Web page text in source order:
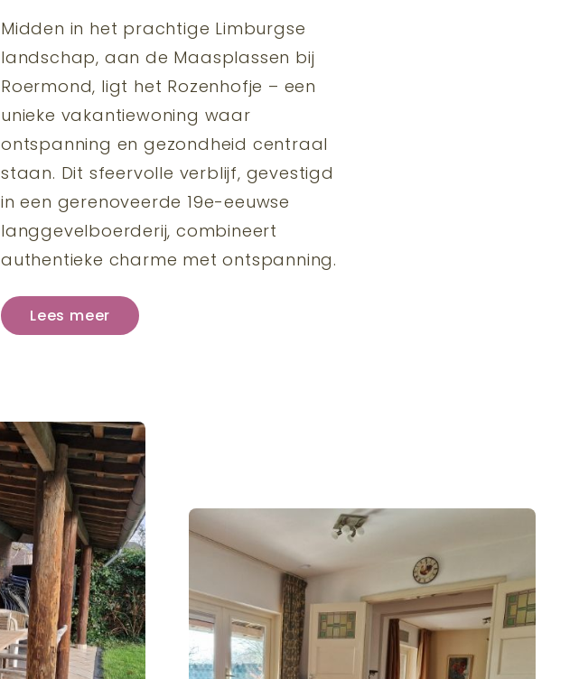
Midden in het prachtige Limburgse
landschap, aan de Maasplassen bij
Roermond, ligt het Rozenhofje – een
unieke vakantiewoning waar
ontspanning en gezondheid centraal
staan. Dit sfeervolle verblijf, gevestigd
in een gerenoveerde 19e-eeuwse
langgevelboerderij, combineert
authentieke charme met ontspanning.
Lees meer